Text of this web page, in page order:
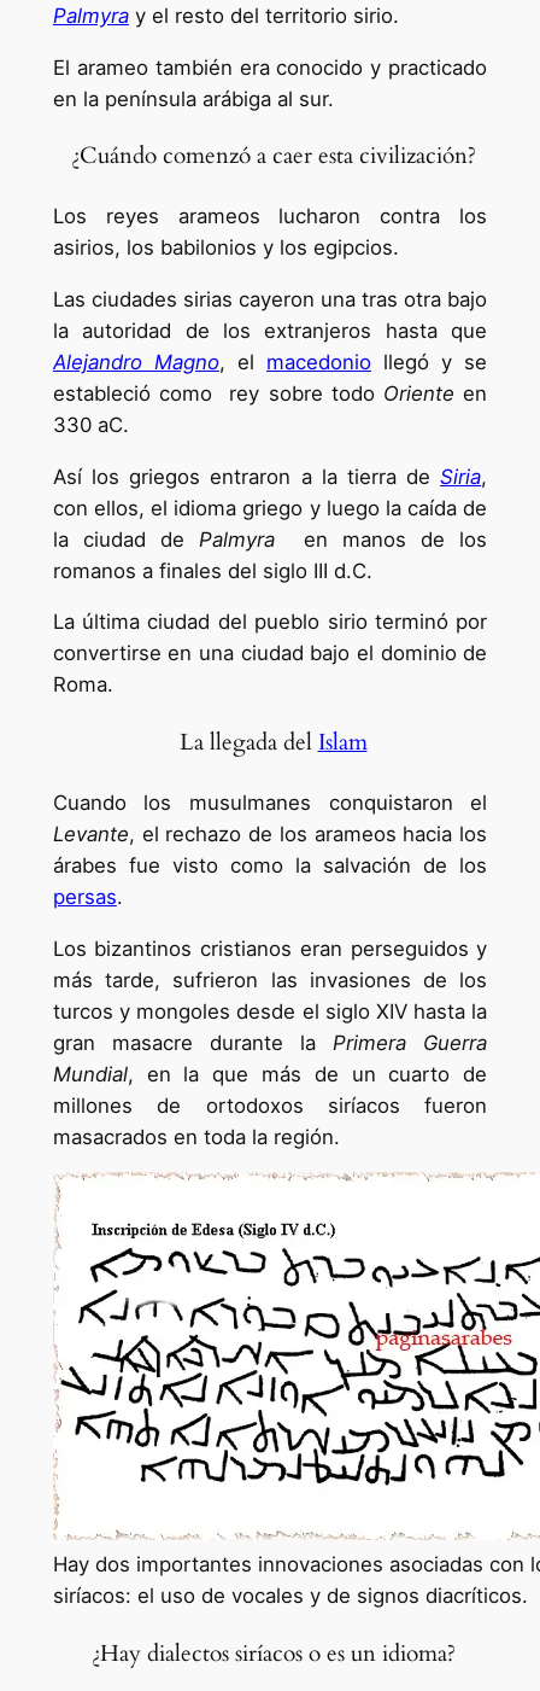
Palmyray el resto del territorio sirio.
El arameo también era conocido y practicado
en la península arábiga al sur.
¿Cuándo comenzó a caer esta civilización?
Los reyes arameos lucharon contra los
asirios, los babilonios y los egipcios.
Las ciudades sirias cayeron una tras otra bajo
la autoridad de los extranjeros hasta que
Alejandro Magno, el macedonio llegó y se
estableció como rey sobre todo Oriente en
330 aC.
Así los griegos entraron a la tierra deSiria,
con ellos, el idioma griego y luego la caída de
la ciudad de Palmyraen manos de los
romanos a finales del siglo III d.C.
La última ciudad del pueblo sirio terminó por
convertirse en una ciudad bajo el dominio de
Roma.
La llegada delIslam
Cuando los musulmanes conquistaron el
Levante, el rechazo de los arameos hacia los
árabes fue visto como la salvación de los
persas.
Los bizantinos cristianos eran perseguidos y
más tarde, sufrieron las invasiones de los
turcos y mongoles desde el siglo XIV hasta la
gran masacre durante la Primera Guerra
Mundial, en la que más de un cuarto de
millones de ortodoxos siríacos fueron
masacrados en toda la región.
Hay dos importantes innovaciones asociadas con
siríacos: el uso de vocales y de signos diacríticos.
¿Hay dialectos siríacos o es un idioma?